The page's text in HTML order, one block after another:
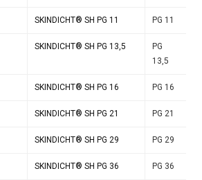
SKINDICHT® SH PG 11 PG 11
SKINDICHT® SH PG 13,5
PG
13,5
SKINDICHT® SH PG 16 PG 16
SKINDICHT® SH PG 21 PG 21
SKINDICHT® SH PG 29 PG 29
SKINDICHT® SH PG 36 PG 36